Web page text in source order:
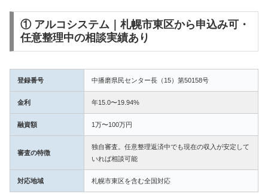
① アルコシステム｜札幌市東区から申込み可・
任意整理中の相談実績あり
登録番号 中播磨県民センター長（15）第50158号
金利 年15.0〜19.94%
融資額 1万〜100万円
審査の特徴
独自審査。任意整理返済中でも現在の収入が安定して
いれば相談可能
対応地域 札幌市東区を含む全国対応